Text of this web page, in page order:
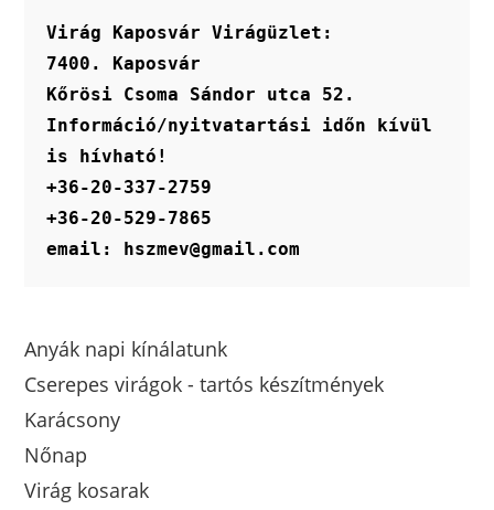
Virág Kaposvár Virágüzlet:
7400. Kaposvár
Kőrösi Csoma Sándor utca 52.
Információ/nyitvatartási időn kívül
is hívható!
+36-20-337-2759
+36-20-529-7865
email: hszmev@gmail.com
Anyák napi kínálatunk
Cserepes virágok - tartós készítmények
Karácsony
Nőnap
Virág kosarak